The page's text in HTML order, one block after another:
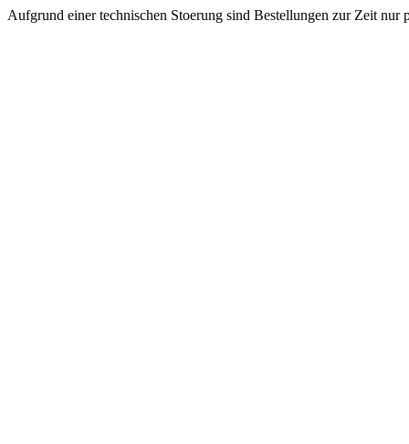
Aufgrund einer technischen Stoerung sind Bestellungen zur Zeit nur